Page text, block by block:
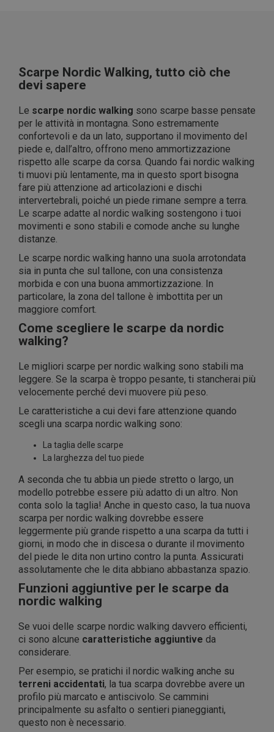
Scarpe Nordic Walking, tutto ciò che
devi sapere
Le scarpe nordic walking sono scarpe basse pensate
per le attività in montagna. Sono estremamente
confortevoli e da un lato, supportano il movimento del
piede e, dall’altro, offrono meno ammortizzazione
rispetto alle scarpe da corsa. Quando fai nordic walking
ti muovi più lentamente, ma in questo sport bisogna
fare più attenzione ad articolazioni e dischi
intervertebrali, poiché un piede rimane sempre a terra.
Le scarpe adatte al nordic walking sostengono i tuoi
movimenti e sono stabili e comode anche su lunghe
distanze.
Le scarpe nordic walking hanno una suola arrotondata
sia in punta che sul tallone, con una consistenza
morbida e con una buona ammortizzazione. In
particolare, la zona del tallone è imbottita per un
maggiore comfort.
Come scegliere le scarpe da nordic
walking?
Le migliori scarpe per nordic walking sono stabili ma
leggere. Se la scarpa è troppo pesante, ti stancherai più
velocemente perché devi muovere più peso.
Le caratteristiche a cui devi fare attenzione quando
scegli una scarpa nordic walking sono:
La taglia delle scarpe
La larghezza del tuo piede
A seconda che tu abbia un piede stretto o largo, un
modello potrebbe essere più adatto di un altro. Non
conta solo la taglia! Anche in questo caso, la tua nuova
scarpa per nordic walking dovrebbe essere
leggermente più grande rispetto a una scarpa da tutti i
giorni, in modo che in discesa o durante il movimento
del piede le dita non urtino contro la punta. Assicurati
assolutamente che le dita abbiano abbastanza spazio.
Funzioni aggiuntive per le scarpe da
nordic walking
Se vuoi delle scarpe nordic walking davvero efficienti,
ci sono alcune caratteristiche aggiuntive da
considerare.
Per esempio, se pratichi il nordic walking anche su
terreni accidentati, la tua scarpa dovrebbe avere un
profilo più marcato e antiscivolo. Se cammini
principalmente su asfalto o sentieri pianeggianti,
questo non è necessario.